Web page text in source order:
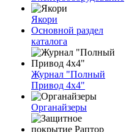
Якори
Основной раздел
каталога
Журнал "Полный
Привод 4х4"
Органайзеры